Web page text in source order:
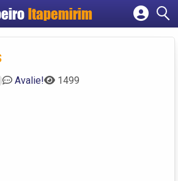
Itapemirim
Cadastrar empresa
Avalie! 1499